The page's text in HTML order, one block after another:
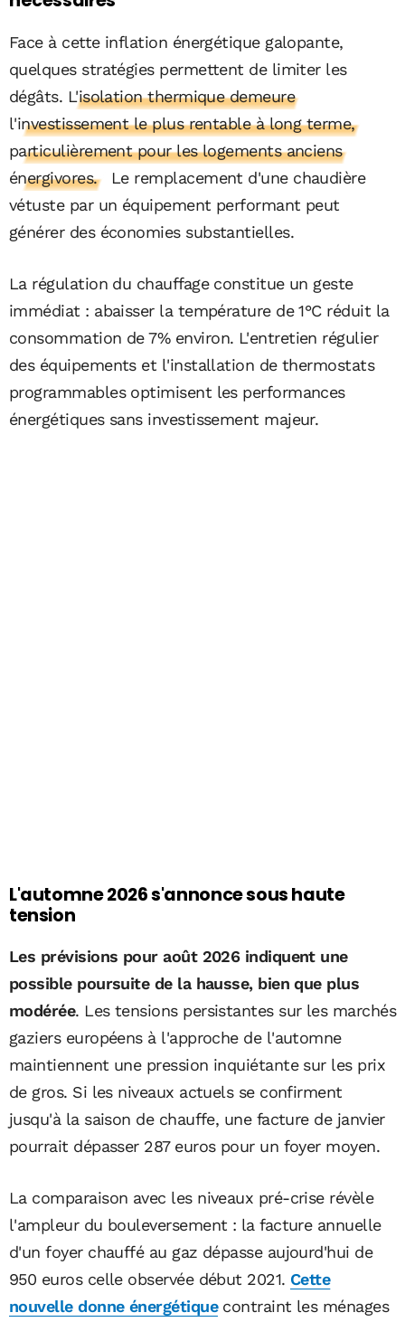
Face à cette inflation énergétique galopante,
quelques stratégies permettent de limiter les
dégâts. L'isolation thermique demeure
l'investissement le plus rentable à long terme,
particulièrement pour les logements anciens
énergivores.
Le remplacement d'une chaudière
vétuste par un équipement performant peut
générer des économies substantielles.
La régulation du chauffage constitue un geste
immédiat : abaisser la température de 1°C réduit la
consommation de 7% environ. L'entretien régulier
des équipements et l'installation de thermostats
programmables optimisent les performances
énergétiques sans investissement majeur.
L'automne 2026 s'annonce sous haute
tension
Les prévisions pour août 2026 indiquent une
possible poursuite de la hausse, bien que plus
modérée. Les tensions persistantes sur les marchés
gaziers européens à l'approche de l'automne
maintiennent une pression inquiétante sur les prix
de gros. Si les niveaux actuels se confirment
jusqu'à la saison de chauffe, une facture de janvier
pourrait dépasser 287 euros pour un foyer moyen.
La comparaison avec les niveaux pré-crise révèle
l'ampleur du bouleversement : la facture annuelle
d'un foyer chauffé au gaz dépasse aujourd'hui de
950 euros celle observée début 2021. Cette
nouvelle donne énergétiquecontraint les ménages